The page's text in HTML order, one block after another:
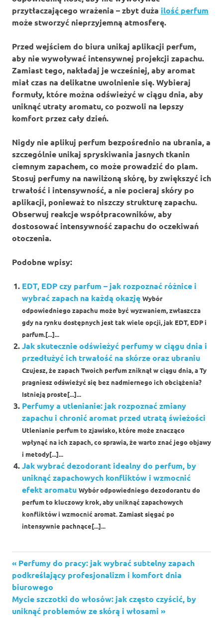
przytłaczającego wrażenia – zbyt duża ilość perfum
może stworzyć nieprzyjemną atmosferę.
Przed wejściem do biura unikaj aplikacji perfum,
aby nie wywoływać intensywnej projekcji zapachu.
Zamiast tego, nakładaj jewcześniej, aby aromat
miał czas na delikatne uwolnienie się. Wybieraj
formuły, które można odświeżyć w ciągu dnia, aby
uniknąć utraty aromatu, co pozwoli na lepszy
komfort przez cały dzień.
Nigdy nie aplikuj perfum bezpośrednio na ubrania, a
szczególnie unikaj spryskiwania jasnych tkanin
ciemnym zapachem, co może prowadzić do plam.
Stosuj perfumy na nawilżoną skórę, by zwiększyć ich
trwałość i intensywność, a nie pocieraj skóry po
aplikacji, ponieważ to niszczy strukturę zapachu.
Obserwuj reakcje współpracowników, aby
dostosować intensywność zapachu do oczekiwań
otoczenia.
Podobne wpisy:
EDT, EDP czy parfum – jak rozpoznać różnice i
wybrać zapach na każdą okazję Wybór
odpowiedniego zapachu może być wyzwaniem, zwłaszcza
gdy na rynku dostępnych jest tak wiele opcji, jak EDT, EDP i
parfum.[...]...
Jak skutecznie odświeżyć perfumy w ciągu dnia i
przedłużyć ich trwałość na skórze oraz ubraniu
Czujesz, że zapach Twoich perfum zniknął w ciągu dnia, a Ty
pragniesz odświeżyć się bez nadmiernego ich obciążenia?
Istnieją proste[...]...
Perfumy a utlenianie: jak rozpoznać zmiany
zapachu i chronić aromat przed utratą świeżości
Utlenianie perfum to zjawisko, które może znacząco
wpłynąć na ich zapach, co sprawia, że warto znać jego objawy
i metody[...]...
Jak wybrać dezodorant idealny do perfum, by
uniknąć zapachowych konfliktów i wzmocnić
efekt aromatu Wybór odpowiedniego dezodorantu do
perfum to kluczowy krok, aby uniknąć zapachowych
konfliktów i wzmocnić aromat. Zamiast sięgać po
intensywnie pachnące[...]...
Nawigacja
wpisu
Previous
Post:
Perfumy do pracy: jak wybrać subtelny zapach
podkreślający profesjonalizm i komfort dnia
biurowego
Next
Post:
Mycie szczotki do włosów: jak często czyścić, by
uniknąć problemów ze skórą i włosami